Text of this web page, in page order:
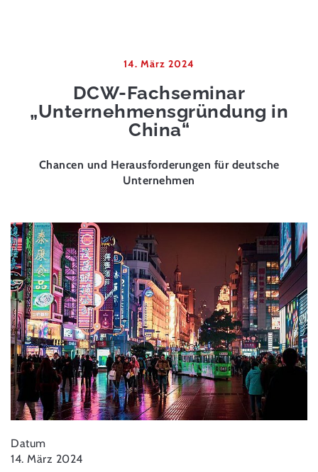
14. März 2024
DCW-Fachseminar
„Unternehmensgründung in
China“
Chancen und Herausforderungen für deutsche
Unternehmen
Datum
14. März 2024